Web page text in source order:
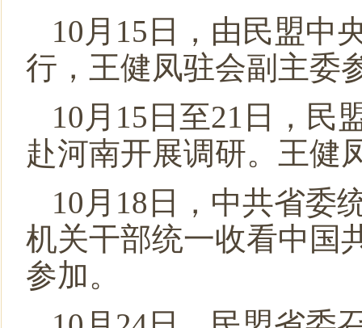
10月15日，由民盟中
行，王健凤驻会副主委
10月15日至21日，民
赴河南开展调研。王健
10月18日，中共省委
机关干部统一收看中国
参加。